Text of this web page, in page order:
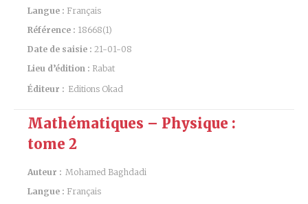
Langue : Français
Référence : 18668(1)
Date de saisie : 21-01-08
Lieu d’édition : Rabat
Éditeur : Editions Okad
Mathématiques – Physique :
tome 2
Auteur : Mohamed Baghdadi
Langue : Français